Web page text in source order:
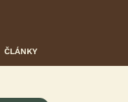
ČLÁNKY